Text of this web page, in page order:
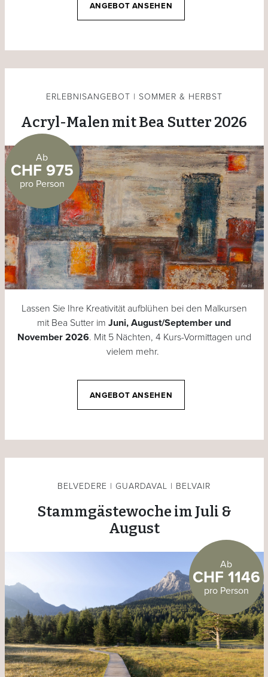
ANGEBOT ANSEHEN
ERLEBNISANGEBOT | SOMMER & HERBST
Acryl-Malen mit Bea Sutter 2026
Ab
CHF 975
pro Person
Lassen Sie Ihre Kreativität aufblühen bei den Malkursen
mit Bea Sutter im Juni, August/September und
November 2026. Mit 5 Nächten, 4 Kurs-Vormittagen und
vielem mehr.
ANGEBOT ANSEHEN
BELVEDERE | GUARDAVAL | BELVAIR
Stammgästewoche im Juli &
August
Ab
CHF 1146
pro Person